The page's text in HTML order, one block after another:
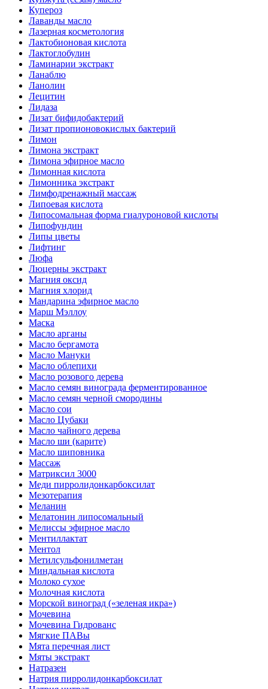
Купероз
Лаванды масло
Лазерная косметология
Лактобионовая кислота
Лактоглобулин
Ламинарии экстракт
Ланаблю
Ланолин
Лецитин
Лидаза
Лизат бифидобактерий
Лизат пропионовокислых бактерий
Лимон
Лимона экстракт
Лимона эфирное масло
Лимонная кислота
Лимонника экстракт
Лимфодренажный массаж
Липоевая кислота
Липосомальная форма гиалуроновой кислоты
Липофундин
Липы цветы
Лифтинг
Люфа
Люцерны экстракт
Магния оксид
Магния хлорид
Мандарина эфирное масло
Марш Мэллоу
Маска
Масло арганы
Масло бергамота
Масло Мануки
Масло облепихи
Масло розового дерева
Масло семян винограда ферментированное
Масло семян черной смородины
Масло сои
Масло Цубаки
Масло чайного дерева
Масло ши (карите)
Масло шиповника
Массаж
Матриксил 3000
Меди пирролидонкарбоксилат
Мезотерапия
Меланин
Мелатонин липосомальный
Мелиссы эфирное масло
Ментиллактат
Ментол
Метилсульфонилметан
Миндальная кислота
Молоко сухое
Молочная кислота
Морской виноград («зеленая икра»)
Мочевина
Мочевина Гидрованс
Мягкие ПАВы
Мята перечная лист
Мяты экстракт
Натразен
Натрия пирролидонкарбоксилат